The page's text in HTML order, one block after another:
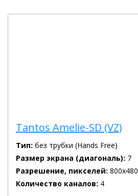
Tantos Amelie-SD (VZ)
Тип: без трубки (Hands Free)
Размер экрана (диагональ): 7
Разрешение, пикселей: 800x480
Количество каналов: 4